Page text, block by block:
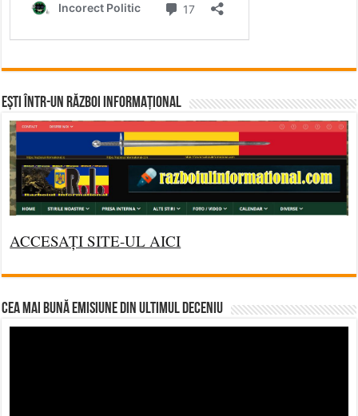
Ești într-un RĂZBOI INFORMAȚIONAL
ACCESAȚI SITE-UL AICI
CEA MAI BUNĂ EMISIUNE DIN ULTIMUL DECENIU